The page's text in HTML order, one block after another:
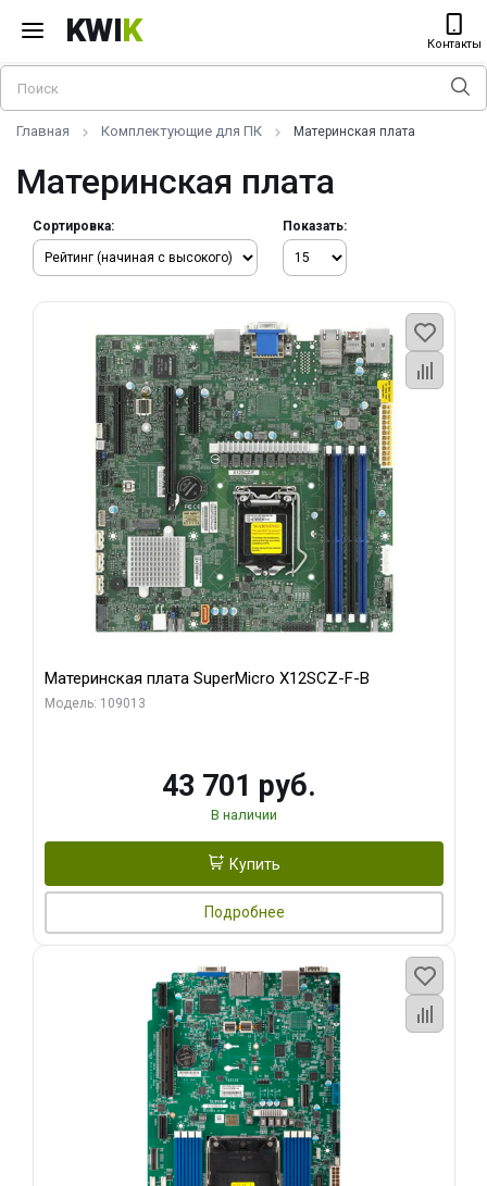
KWIK Контакты
Главная Комплектующие для ПК Материнская плата
Материнская плата
Сортировка: Показать:
Материнская плата SuperMicro X12SCZ-F-B
Модель: 109013
43 701 руб.
В наличии
Купить
Подробнее